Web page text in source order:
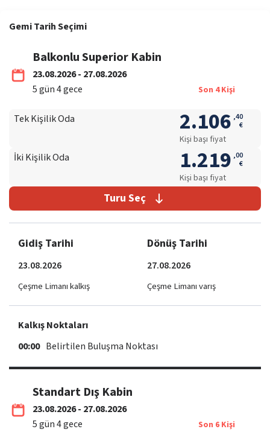
GemiTarih Seçimi
Balkonlu Superior Kabin
23.08.2026 - 27.08.2026
5gün4gece Son 4Kişi
Tek Kişilik Oda 2.106 ,40
€
Kişi başı fiyat
İki Kişilik Oda 1.219 ,00
€
Kişi başı fiyat
Turu Seç
Gidiş Tarihi
23.08.2026
Çeşme Limanı kalkış
Dönüş Tarihi
27.08.2026
Çeşme Limanı varış
Kalkış Noktaları
00:00 Belirtilen Buluşma Noktası
Standart Dış Kabin
23.08.2026 - 27.08.2026
5gün4gece Son 6 Kişi